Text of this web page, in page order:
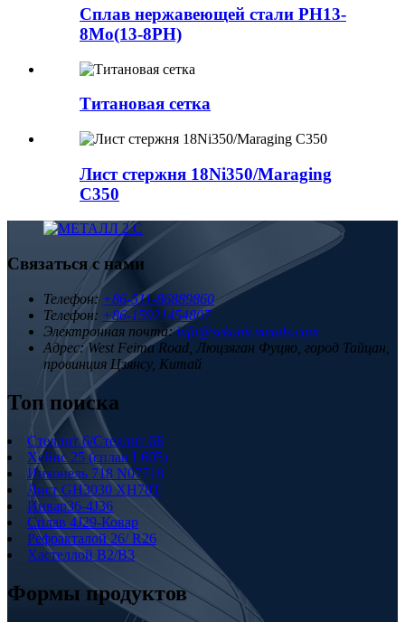
Сплав нержавеющей стали PH13-
8Mo(13-8PH)
Титановая сетка
Лист стержня 18Ni350/Maraging
C350
Связаться с нами
Телефон: +86-511-86889860
Телефон: +86-15921454807
Электронная почта: info@sekonicmetals.com
Адрес: West Feima Road, Люцзяган Фуцяо, город Тайцан,
провинция Цзянсу, Китай
Топ поиска
Стеллит 6/Стеллит 6Б
Хейнс 25 (сплав L605)
Инконель 718 N07718
Лист GH3030 XH78T
Инвар36-4J36
Сплав 4J29-Ковар
Рефракталой 26/ R26
Хастеллой B2/B3
Формы продуктов